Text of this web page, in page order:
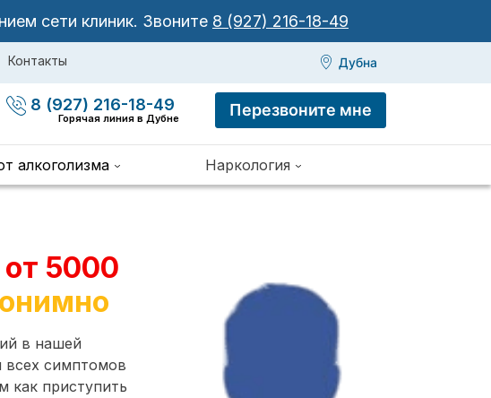
сети клиник. Звоните 8 (927) 216-18-49
Контакты Дубна
8 (927) 216-18-49
Горячая линия в Дубне Перезвоните мне
алкоголизма Наркология
от 5000
в нашей
всех симптомов
как приступить